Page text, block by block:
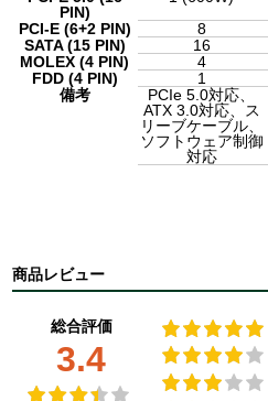
PIN)
PCI-E (6+2 PIN)
8
SATA (15 PIN)
16
MOLEX (4 PIN)
4
FDD (4 PIN)
1
備考
PCIe 5.0対応、
ATX 3.0対応、ス
リーブケーブル、
ソフトウェア制御
対応
商品レビュー
総合評価
3.4